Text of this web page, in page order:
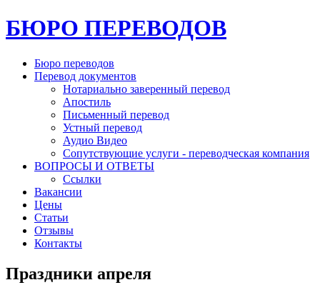
БЮРО ПЕРЕВОДОВ
Бюро переводов
Перевод документов
Нотариально заверенный перевод
Апостиль
Письменный перевод
Устный перевод
Аудио Видео
Сопутствующие услуги - переводческая компания
ВОПРОСЫ И ОТВЕТЫ
Ссылки
Вакансии
Цены
Статьи
Отзывы
Контакты
Праздники апреля